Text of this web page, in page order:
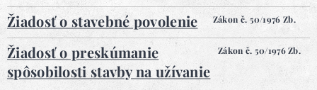
Žiadosť o stavebné povolenie Zákon č. 50/1976 Zb.
Žiadosť o preskúmanie
spôsobilosti stavby na užívanie
Zákon č. 50/1976 Zb.